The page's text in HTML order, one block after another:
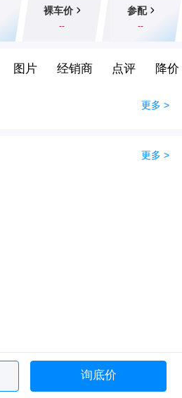
裸车价
--
参配
--
图片 经销商 点评 降价
更多 >
更多 >
询底价